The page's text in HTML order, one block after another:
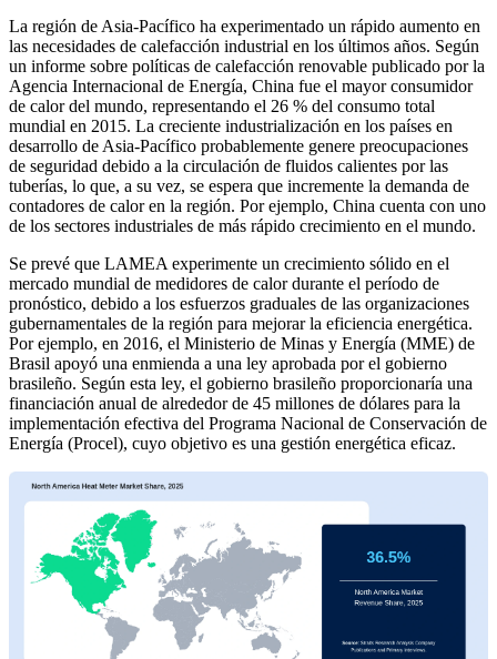
La región de Asia-Pacífico ha experimentado un rápido aumento en
las necesidades de calefacción industrial en los últimos años. Según
un informe sobre políticas de calefacción renovable publicado por la
Agencia Internacional de Energía, China fue el mayor consumidor
de calor del mundo, representando el 26 % del consumo total
mundial en 2015. La creciente industrialización en los países en
desarrollo de Asia-Pacífico probablemente genere preocupaciones
de seguridad debido a la circulación de fluidos calientes por las
tuberías, lo que, a su vez, se espera que incremente la demanda de
contadores de calor en la región. Por ejemplo, China cuenta con uno
de los sectores industriales de más rápido crecimiento en el mundo.
Se prevé que LAMEA experimente un crecimiento sólido en el
mercado mundial de medidores de calor durante el período de
pronóstico, debido a los esfuerzos graduales de las organizaciones
gubernamentales de la región para mejorar la eficiencia energética.
Por ejemplo, en 2016, el Ministerio de Minas y Energía (MME) de
Brasil apoyó una enmienda a una ley aprobada por el gobierno
brasileño. Según esta ley, el gobierno brasileño proporcionaría una
financiación anual de alrededor de 45 millones de dólares para la
implementación efectiva del Programa Nacional de Conservación de
Energía (Procel), cuyo objetivo es una gestión energética eficaz.